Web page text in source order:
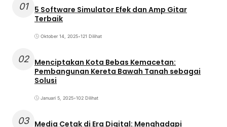
01
5 Software Simulator Efek dan Amp Gitar
Terbaik
Oktober 14, 2025•121 Dilihat
02 Menciptakan Kota Bebas Kemacetan:
Pembangunan Kereta Bawah Tanah sebagai
Solusi
Januari 5, 2025•102 Dilihat
03 Media Cetak di Era Digital: Menghadapi